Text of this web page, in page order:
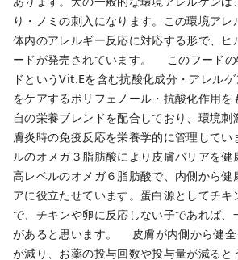
り・ノミの刺入になります。この環境ア
体内のアレルギー反応に対応する形で、ヒ
ードが発売されています。 このフードの
ドというVit.Eを含む抗酸化成分・アレル
をケアするポリフェノール・抗酸化作用を
自の栄養ブレンドを配合しており、環境刺
膚炎時の免疫反応を栄養学的に管理して
ルのオメガ３脂肪酸により皮膚バリアを健
高レベルのオメガ６脂肪酸で、内側から健
アに役立たせています。蛋白源としてチ
で、チキンや卵に反応しない子であれば、
があると思います。 皮膚が内側から健全
が減り、お薬の投与回数や投与量が減ると